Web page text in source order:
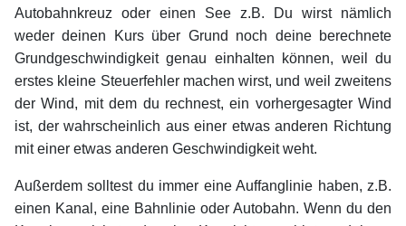
Autobahnkreuz oder einen See z.B. Du wirst nämlich
weder deinen Kurs über Grund noch deine berechnete
Grundgeschwindigkeit genau einhalten können, weil du
erstes kleine Steuerfehler machen wirst, und weil zweitens
der Wind, mit dem du rechnest, ein vorhergesagter Wind
ist, der wahrscheinlich aus einer etwas anderen Richtung
mit einer etwas anderen Geschwindigkeit weht.
Außerdem solltest du immer eine Auffanglinie haben, z.B.
einen Kanal, eine Bahnlinie oder Autobahn. Wenn du den